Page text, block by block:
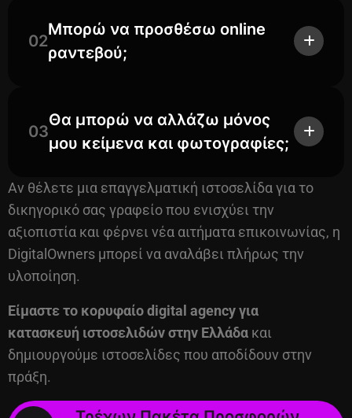
02
Μπορώ να προσθέσω online
ραντεβού;
03
Θα μπορώ να αλλάζω μόνος
μου κείμενα και φωτογραφίες;
Αν θέλετε μια επαγγελματική ιστοσελίδα για το
δικηγορικό σας γραφείο που ενισχύει την
αξιοπιστία και φέρνει νέα αιτήματα επικοινωνίας, η
DigitalOwners μπορεί να αναλάβει πλήρως την
υλοποίηση.
Είμαστε το κορυφαίο digital agency για
κατασκευή ιστοσελιδώνστην Ελλάδα και
δημιουργούμε ιστοσελίδες που αποδίδουν στην
πράξη.